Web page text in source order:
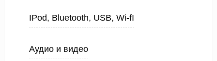
IPod, Bluetooth, USB, Wi-fI
Аудио и видео